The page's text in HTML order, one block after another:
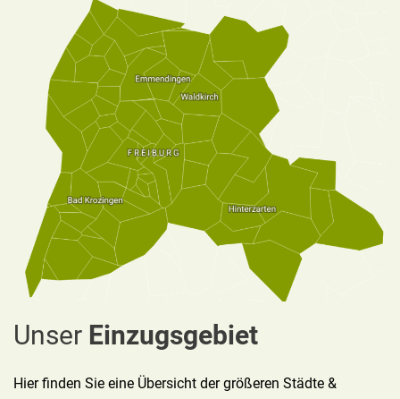
Unser Einzugsgebiet
Hier finden Sie eine Übersicht der größeren Städte &